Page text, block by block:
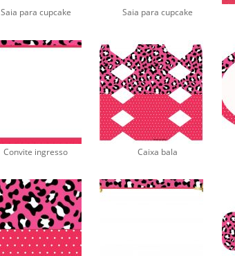
Saia para cupcake Saia para cupcake
Convite ingresso Caixa bala